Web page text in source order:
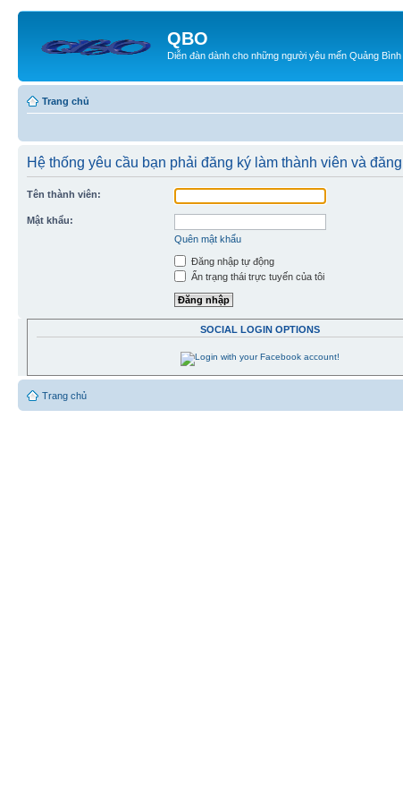
QBO
Diễn đàn dành cho những người yêu mến Quảng Bình
Trang chủ
Hệ thống yêu cầu bạn phải đăng ký làm thành viên và
Tên thành viên:
Mật khẩu:
Quên mật khẩu
Đăng nhập tự động
Ẩn trạng thái trực tuyến của tôi
SOCIAL LOGIN OPTIONS
Trang chủ